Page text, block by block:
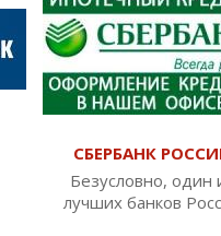
СБЕРБАНК
Безусловно, один
лучших банков